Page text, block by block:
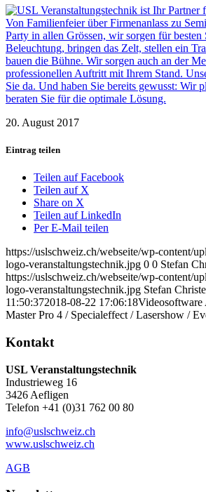
20. August 2017
Eintrag teilen
Teilen auf Facebook
Teilen auf X
Share on X
Teilen auf LinkedIn
Per E-Mail teilen
https://uslschweiz.ch/webseite/wp-content/
logo-veranstaltungstechnik.jpg 0 0 Stefan
https://uslschweiz.ch/webseite/wp-content/
logo-veranstaltungstechnik.jpg Stefan
11:50:372018-08-22 17:06:18Videosoftware
Master Pro 4 / Specialeffect / Lasershow /
Kontakt
USL Veranstaltungstechnik
Industrieweg 16
3426 Aefligen
Telefon +41 (0)31 762 00 80
info@uslschweiz.ch
www.uslschweiz.ch
AGB